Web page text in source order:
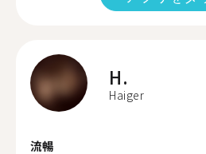
H.
Haiger
流暢